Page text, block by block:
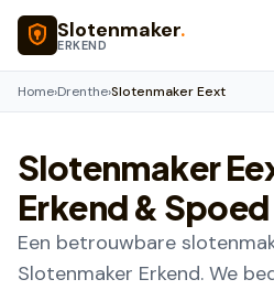
Naar hoofdinhoud
Slotenmaker.
ERKEND
Home›Drenthe›Slotenmaker Eext
Slotenmaker
Erkend & Spoed
Een betrouwbare
Slotenmaker Erkend. We